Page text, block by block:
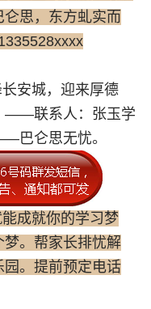
思，东方虬实而
安城，迎来厚德
——联系人：张玉学
巴仑思无忧。
成就你的学习梦
。帮家长排忧解
。提前预定电话